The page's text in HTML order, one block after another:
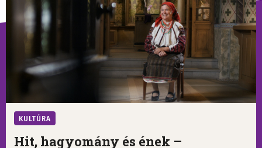
KULTÚRA
Hit, hagyomány és ének –